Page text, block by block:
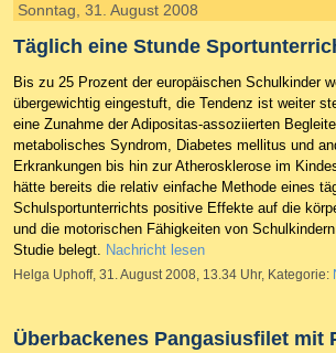
Sonntag, 31. August 2008
Täglich eine Stunde
Bis zu 25 Prozent der europäischen Schulkinder
übergewichtig eingestuft, die Tendenz ist weiter
eine Zunahme der Adipositas-assoziierten
metabolisches Syndrom, Diabetes mellitus und
Erkrankungen bis hin zur Atherosklerose im
hätte bereits die relativ einfache Methode eines
Schulsportunterrichts positive Effekte auf die
und die motorischen Fähigkeiten von
Studie belegt. Nachricht lesen
Helga Uphoff, 31. August 2008, 13.34 Uhr, Kategorie:
Überbackenes Pangasiusfilet mit